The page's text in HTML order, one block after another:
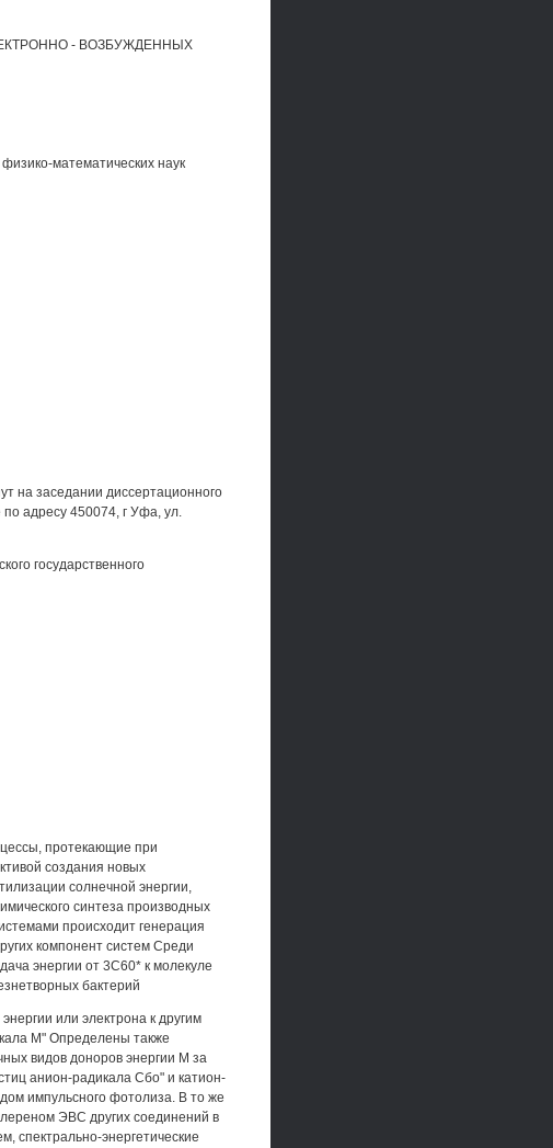
- ВОЗБУЖДЕННЫХ
математических наук
на заседании диссертационного
адресу 450074, г Уфа, ул.
государственного
протекающие при
создания новых
солнечной энергии,
синтеза производных
происходит генерация
компонент систем Среди
энергии от 3С60* к молекуле
бактерий
или электрона к другим
М" Определены также
видов доноров энергии М за
анион-радикала Сбо" и катион-
импульсного фотолиза. В то же
ЭВС других соединений в
спектрально-энергетические